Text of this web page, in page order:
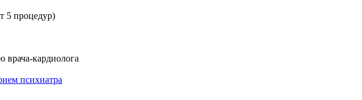
5 процедур)
врача-кардиолога
психиатра